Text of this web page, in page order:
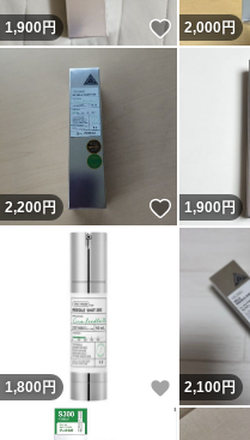
1,900円 いいね！
2,000円
2,200円 いいね！
1,900 円
1,800 円 いいね！
2,100円